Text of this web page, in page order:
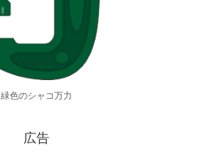
緑色のシャコ万力
広告